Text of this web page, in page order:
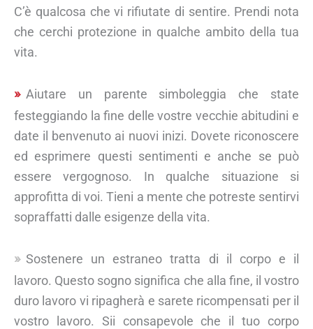
C’è qualcosa che vi rifiutate di sentire. Prendi nota
che cerchi protezione in qualche ambito della tua
vita.
Aiutare un parente simboleggia che state
festeggiando la fine delle vostre vecchie abitudini e
date il benvenuto ai nuovi inizi. Dovete riconoscere
ed esprimere questi sentimenti e anche se può
essere vergognoso. In qualche situazione si
approfitta di voi. Tieni a mente che potreste sentirvi
sopraffatti dalle esigenze della vita.
Sostenere un estraneo tratta di il corpo e il
lavoro. Questo sogno significa che alla fine, il vostro
duro lavoro vi ripagherà e sarete ricompensati per il
vostro lavoro. Sii consapevole che il tuo corpo